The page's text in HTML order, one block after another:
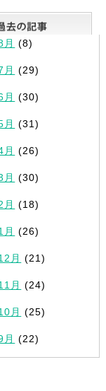
覧
(8)
(29)
(30)
(31)
(26)
(30)
(18)
(26)
月 (21)
月 (24)
月 (25)
(22)